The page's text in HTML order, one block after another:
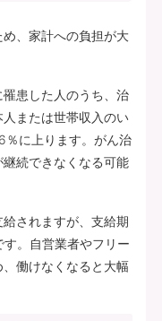
、家計への負担が大
患した人のうち、治
または世帯収入のい
に上ります。がん治
続できなくなる可能
されますが、支給期
。自営業者やフリー
働けなくなると大幅